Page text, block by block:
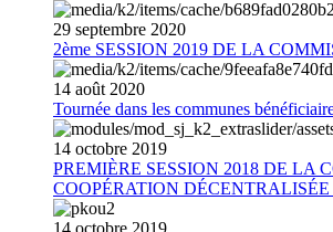
29 septembre 2020
2ème SESSION 2019 DE LA
14 août 2020
Tournée dans les communes
14 octobre 2019
PREMIÈRE SESSION 2018 DE LA
COOPÉRATION
14 octobre 2019